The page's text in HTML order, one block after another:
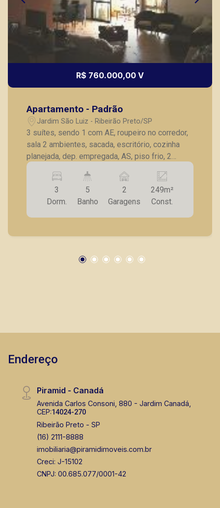
R$ 760.000,00 V
Apartamento - Padrão
Jardim São Luiz - Ribeirão Preto/SP
3 suítes, sendo 1 com AE, roupeiro no corredor,
sala 2 ambientes, sacada, escritório, cozinha
planejada, dep. empregada, AS, piso frio, 2
vagas garagem.
3
Dorm.
5
Banho
2
Garagens
249m²
Const.
Endereço
Piramid - Canadá
Avenida Carlos Consoni, 880 - Jardim Canadá,
CEP:14024-270
Ribeirão Preto - SP
(16) 2111-8888
imobiliaria@piramidimoveis.com.br
Creci: J-15102
CNPJ: 00.685.077/0001-42